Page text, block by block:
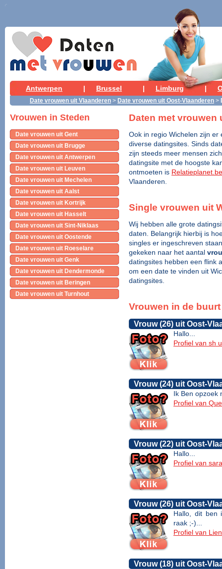
Antwerpen | Brussel | Limburg |
Date vrouwen uit Vlaanderen > Date vrouwen uit Oost-Vlaanderen >
Vrouwen in Steden
Date vrouwen uit Gent
Date vrouwen uit Brugge
Date vrouwen uit Antwerpen
Date vrouwen uit Leuven
Date vrouwen uit Mechelen
Date vrouwen uit Aalst
Date vrouwen uit Kortrijk
Date vrouwen uit Hasselt
Date vrouwen uit Sint-Niklaas
Date vrouwen uit Oostende
Date vrouwen uit Roeselare
Date vrouwen uit Genk
Date vrouwen uit Dendermonde
Date vrouwen uit Beringen
Date vrouwen uit Turnhout
Daten met vrouwen
Ook in regio Wichelen zijn
diverse datingsites. Sinds
zijn steeds meer mensen
datingsite met de hoogste
ontmoeten is Relatieplanet.be
Vlaanderen.
Single vrouwen uit
Wij hebben alle grote
daten. Belangrijk hierbij is
singles er ingeschreven
gekeken naar het aantal
datingsites hebben een flink
om een date te vinden uit
datingsites.
Vrouwen in de
Vrouw (26) uit Oost-
Hallo...
Profiel van sh
Vrouw (24) uit Oost-
Ik Ben opzoek
Profiel van
Vrouw (22) uit Oost-
Hallo...
Profiel van
Vrouw (26) uit Oost-
Hallo, dit ben
raak ;-)...
Profiel van
Vrouw (18) uit Oost-